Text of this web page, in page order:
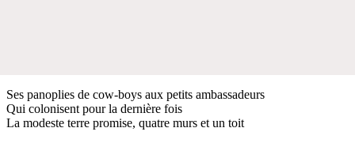
Ses panoplies de cow-boys aux petits ambassadeurs
Qui colonisent pour la dernière fois
La modeste terre promise, quatre murs et un toit